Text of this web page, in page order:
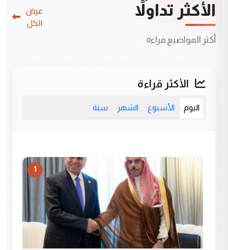
الأكثر تداولاً
أكثر المواضيع قراءة
عرض
الكل
الأكثر قراءة
اليوم الأسبوع الشهر سنة
1